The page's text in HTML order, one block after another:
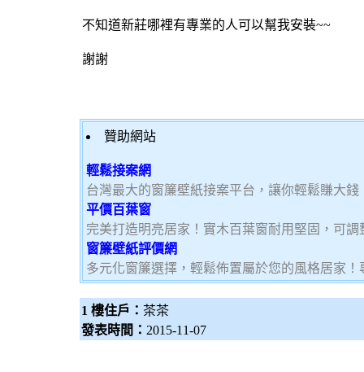
不知道新莊哪裡有專業的人可以幫我安裝~~
謝謝
贊助網站
輕鬆接案網
台灣最大的窗簾壁紙接案平台，讓你輕鬆賺大
平價百葉窗
完美打造明亮居家！實木百葉窗耐用堅固，可
窗簾壁紙評價網
多元化窗簾選擇，輕鬆佈置屬於您的風格居家
1 樓住戶： 茶茶
發表時間： 2015-11-07